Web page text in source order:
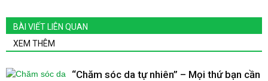
BÀI VIẾT LIÊN QUAN
XEM THÊM
“Chăm sóc da tự nhiên” – Mọi thứ bạn cần